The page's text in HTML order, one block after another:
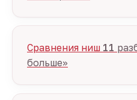
Сравнения ниш 11
больше»